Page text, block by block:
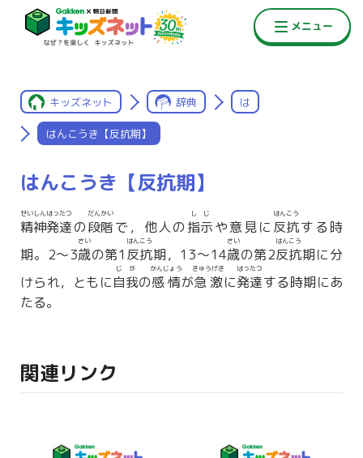
キッズネット 辞典 は
はんこうき【反抗期】
はんこうき【反抗期】
精神発達
せいしんはったつ
の段階
だんかい
で，他人の指示
しじ
や意見に 反抗
はんこう
する時
期。2〜3歳
さい
の第1 反抗
はんこう
期，13〜14歳
さい
の第2反抗
はんこう
期に分
けられ，ともに自我
じが
の感情
かんじょう
が急激
きゅうげき
に発達
はったつ
する時期にあ
たる。
関連リンク